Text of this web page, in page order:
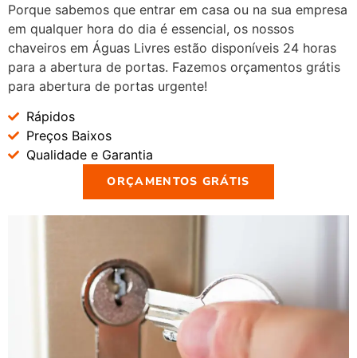
Porque sabemos que entrar em casa ou na sua empresa
em qualquer hora do dia é essencial, os nossos
chaveiros em Águas Livres estão disponíveis 24 horas
para a abertura de portas. Fazemos orçamentos grátis
para abertura de portas urgente!
Rápidos
Preços Baixos
Qualidade e Garantia
ORÇAMENTOS GRÁTIS